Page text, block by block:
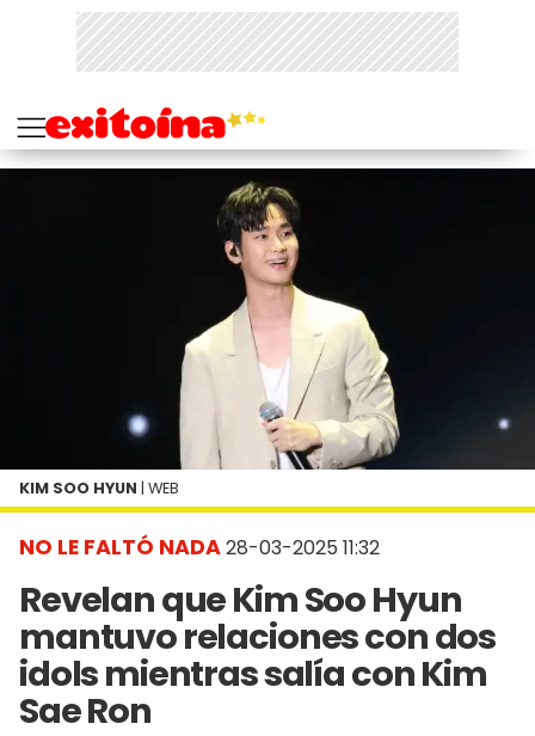
NO LE FALTÓ NADA28-03-2025 11:32
Revelan que Kim Soo Hyun
mantuvo relaciones con dos
idols mientras salía con Kim
Sae Ron
KIM SOO HYUN | WEB